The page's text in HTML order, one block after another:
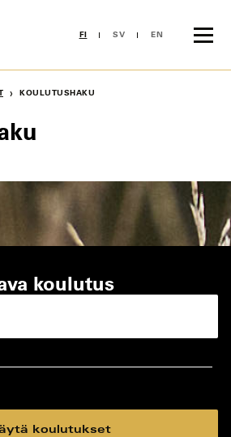
FI SV EN
› KOULUTUSHAKU
koulutus
koulutukset